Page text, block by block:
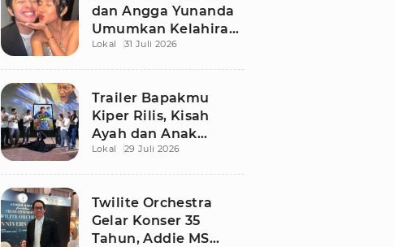
dan Angga Yunanda
Umumkan Kelahiran
Putra Pertama,
Lokal 31 Juli 2026
Trailer Bapakmu
Kiper Rilis, Kisah
Ayah dan Anak
Berdamai Lewat
Lokal 29 Juli 2026
Twilite Orchestra
Gelar Konser 35
Tahun, Addie MS